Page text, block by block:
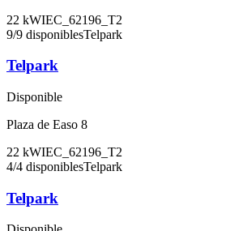
22 kWIEC_62196_T2
9/9 disponiblesTelpark
Telpark
Disponible
Plaza de Easo 8
22 kWIEC_62196_T2
4/4 disponiblesTelpark
Telpark